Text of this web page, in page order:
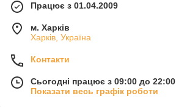
Працює з 01.04.2009
м. Харків
Харків, Україна
Контакти
Сьогодні працює з 09:00 до 22:00
Показати весь графік роботи